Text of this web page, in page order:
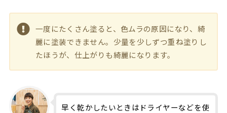
一度にたくさん塗ると、色ムラの原因になり、綺
麗に塗装できません。少量を少しずつ重ね塗りし
たほうが、仕上がりも綺麗になります。
早く乾かしたいときはドライヤーなどを使